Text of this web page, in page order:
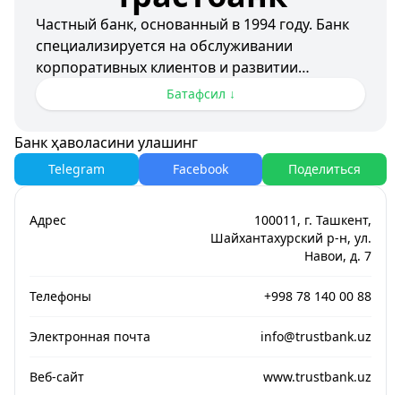
Частный банк, основанный в 1994 году. Банк
специализируется на обслуживании
корпоративных клиентов и развитии
розничного направления.
- Корпоративное обслуживание
- Розничный банкинг
- Международные операции
Батафсил ↓
Банк ҳаволасини улашинг
Telegram Facebook Поделиться
Адрес
100011, г. Ташкент,
Шайхантахурский р-н, ул.
Навои, д. 7
Телефоны +998 78 140 00 88
Электронная почта info@trustbank.uz
Веб-сайт www.trustbank.uz